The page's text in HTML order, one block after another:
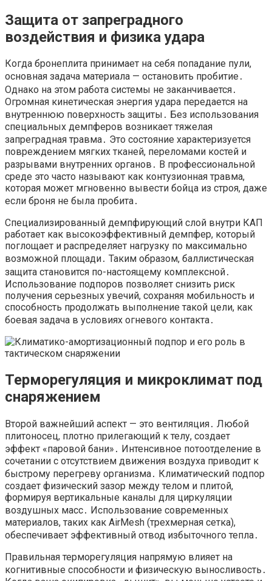
Защита от запреградного
воздействия и физика удара
Когда бронеплита принимает на себя попадание пули,
основная задача материала — остановить пробитие․
Однако на этом работа системы не заканчивается․
Огромная кинетическая энергия удара передается на
внутреннюю поверхность защиты․ Без использования
специальных демпферов возникает тяжелая
запреградная травма․ Это состояние характеризуется
повреждением мягких тканей, переломами костей и
разрывами внутренних органов․ В профессиональной
среде это часто называют как контузионная травма,
которая может мгновенно вывести бойца из строя, даже
если броня не была пробита․
Специализированный демпфирующий слой внутри КАП
работает как высокоэффективный демпфер, который
поглощает и распределяет нагрузку по максимально
возможной площади․ Таким образом, баллистическая
защита становится по-настоящему комплексной․
Использование подпоров позволяет снизить риск
получения серьезных увечий, сохраняя мобильность и
способность продолжать выполнение такой цели, как
боевая задача в условиях огневого контакта․
Терморегуляция и микроклимат под
снаряжением
Второй важнейший аспект — это вентиляция․ Любой
плитоносец, плотно прилегающий к телу, создает
эффект «паровой бани»․ Интенсивное потоотделение в
сочетании с отсутствием движения воздуха приводит к
быстрому перегреву организма․ Климатический подпор
создает физический зазор между телом и плитой,
формируя вертикальные каналы для циркуляции
воздушных масс․ Использование современных
материалов, таких как AirMesh (трехмерная сетка),
обеспечивает эффективный отвод избыточного тепла․
Правильная терморегуляция напрямую влияет на
когнитивные способности и физическую выносливость․